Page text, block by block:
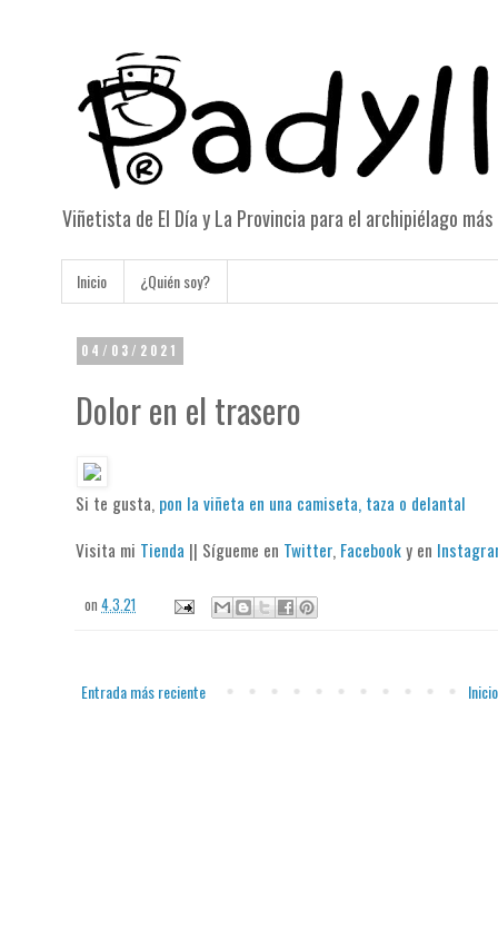
Viñetista de El Día y La Provincia para el archipiélago
Inicio ¿Quién soy?
04/03/2021
Dolor en el trasero
Si te gusta, pon la viñeta en una camiseta, taza o delantal
Visita mi Tienda || Sígueme en Twitter, Facebooky en
on4.3.21
Entrada más reciente Inicio